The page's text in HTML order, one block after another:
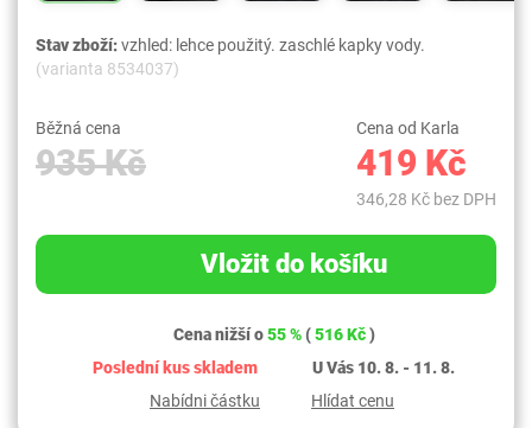
Stav zboží:vzhled: lehce použitý. zaschlé kapky vody.
(varianta 8534037)
Běžná cena
935 Kč
Cena od Karla
419 Kč
346,28 Kč bez DPH
Vložit do košíku
Cena nižší o55 %(516 Kč)
Poslední kus skladem
U Vás 10. 8. - 11. 8.
Nabídni částku
Hlídat cenu